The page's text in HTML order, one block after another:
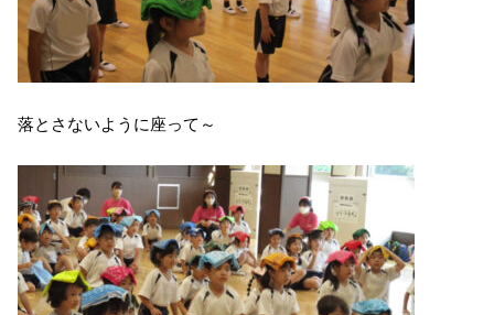
落とさないように座って～